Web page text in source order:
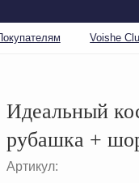
Voishe Club Gift Card
Идеальный
рубашка +
Артикул: